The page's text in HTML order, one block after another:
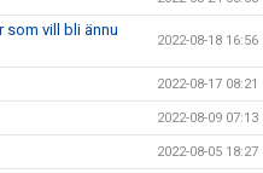
som vill bli ännu
2022-08-18 16:56
2022-08-17 08:21
2022-08-09 07:13
2022-08-05 18:27